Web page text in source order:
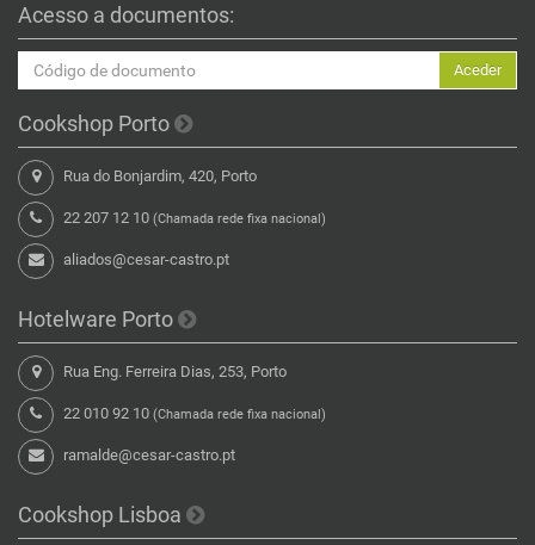
Acesso a documentos:
Aceder
Cookshop Porto
Rua do Bonjardim, 420, Porto
22 207 12 10 (Chamada rede fixa nacional)
aliados@cesar-castro.pt
Hotelware Porto
Rua Eng. Ferreira Dias, 253, Porto
22 010 92 10 (Chamada rede fixa nacional)
ramalde@cesar-castro.pt
Cookshop Lisboa